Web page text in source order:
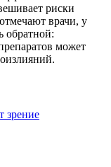
риски
врачи, у
обратной:
может
зрение